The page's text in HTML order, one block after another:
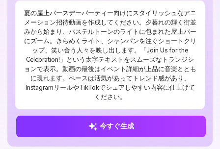
夏の屋上バースデーパーティー向けにスタイリッシュなアニ
メーション招待動画を作成してください。夕暮れの輝く街並
みから始まり、パステルトーンのライトに包まれた屋上バー
にズーム。きらめくライト、シャンパンを注ぐショートクリ
ップ、笑い合う人々を映し出します。「Join Us for the
Celebration!」という太字テキストをスムーズなトランジシ
ョンで表示。動画の最後はイベント詳細が上品に音楽ととも
に現れます。ペースは活気があってトレンド感があり、
InstagramリールやTikTokでシェアしやすい内容に仕上げて
ください。
今すぐ生成